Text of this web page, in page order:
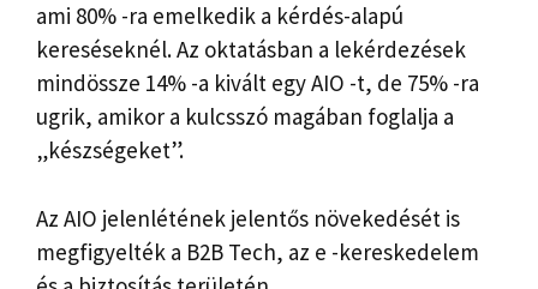
ami 80% -ra emelkedik a kérdés-alapú
kereséseknél. Az oktatásban a lekérdezések
mindössze 14% -a kivált egy AIO -t, de 75% -ra
ugrik, amikor a kulcsszó magában foglalja a
„készségeket”.
Az AIO jelenlétének jelentős növekedését is
megfigyelték a B2B Tech, az e -kereskedelem